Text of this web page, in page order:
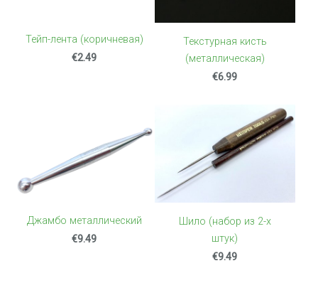
Тейп-лента (коричневая)
€2.49
Текстурная кисть
(металлическая)
€6.99
Джамбо металлический
€9.49
Шило (набор из 2-х
штук)
€9.49